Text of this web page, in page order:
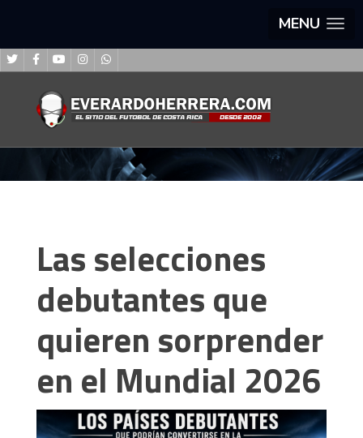
MENU
Las selecciones
debutantes que
quieren sorprender
en el Mundial 2026